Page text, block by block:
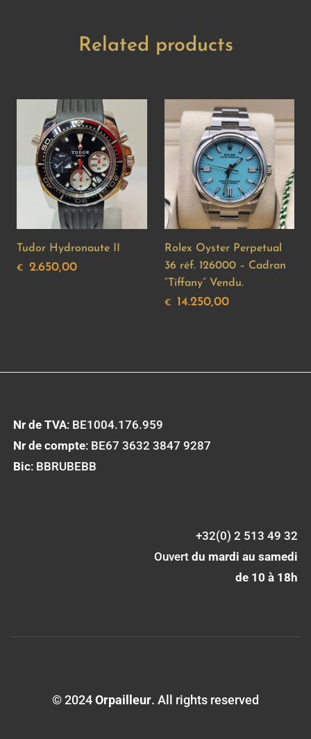
Related products
Tudor Hydronaute II
€ 2.650,00
Rolex Oyster Perpetual
36 réf. 126000 – Cadran
“Tiffany” Vendu.
€ 14.250,00
Nr de TVA: BE1004.176.959
Nr de compte: BE67 3632 3847 9287
Bic: BBRUBEBB
+32(0) 2 513 49 32
Ouvert du mardi au samedi
de 10 à 18h
© 2024Orpailleur. All rights reserved